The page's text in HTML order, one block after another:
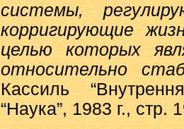
системы,
корригирующие
целью которых
относительно
Кассиль
“Наука”, 1983 г., стр.